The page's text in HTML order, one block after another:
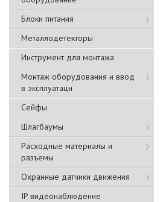
Блоки питания
Металлодетекторы
Инструмент для монтажа
Монтаж оборудования и ввод
в эксплуатаци
Сейфы
Шлагбаумы
Расходные материалы и
разъемы
Охранные датчики движения
IP видеонаблюдение